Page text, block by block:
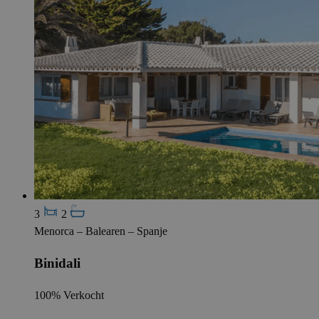
3
2
Menorca – Balearen – Spanje
Binidali
100% Verkocht